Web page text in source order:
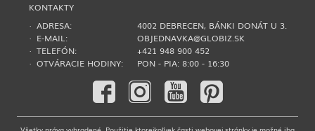
KONTAKTY
· ADRESA:
4002 DEBRECEN, BÁNKI DONÁT U 3.
· E-MAIL:
OBJEDNAVKA@GLOBIZ.SK
· TELEFÓN:
+421 948 900 452
· OTVÁRACIE HODINY:
PON - PIA: 8:00 - 16:30